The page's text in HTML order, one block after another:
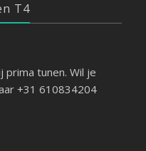
T4
tunen. Wil je
+31 610834204